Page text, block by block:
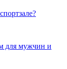
для мужчин и